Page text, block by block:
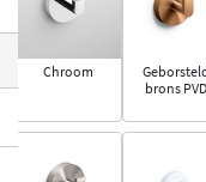
Chroom
brons PVD